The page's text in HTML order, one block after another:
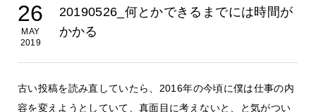
26
MAY
2019
20190526_何とかできるまでには時間が
かかる
古い投稿を読み直していたら、2016年の今頃に僕は仕事の内
容を変えようとしていて、真面目に考えないと、と気がつい